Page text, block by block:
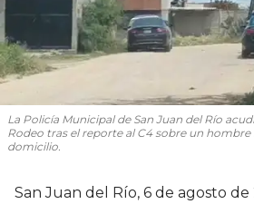
La Policía Municipal de San Juan del Río
Rodeo tras el reporte al C4 sobre un
domicilio.
San Juan del Río, 6 de agosto